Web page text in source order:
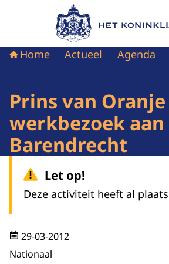
Naar de homepage van
Home Actueel Agenda
Prins van
werkbezoek aan
Barendrecht
Let op!
Deze activiteit heeft al
29-03-2012
Nationaal